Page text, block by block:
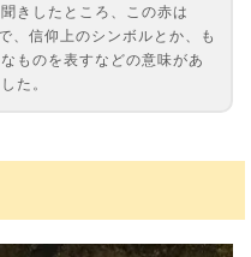
きしたところ、この赤は
、信仰上のシンボルとか、も
ものを表すなどの意味があ
た。